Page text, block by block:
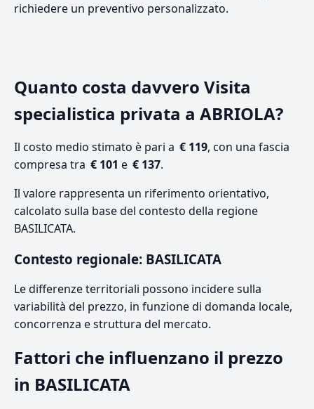
richiedere un preventivo personalizzato.
Quanto costa davvero Visita
specialistica privata a ABRIOLA?
Il costo medio stimato è pari a € 119, con una fascia
compresa tra € 101 e € 137.
Il valore rappresenta un riferimento orientativo,
calcolato sulla base del contesto della regione
BASILICATA.
Contesto regionale: BASILICATA
Le differenze territoriali possono incidere sulla
variabilità del prezzo, in funzione di domanda locale,
concorrenza e struttura del mercato.
Fattori che influenzano il prezzo
in BASILICATA